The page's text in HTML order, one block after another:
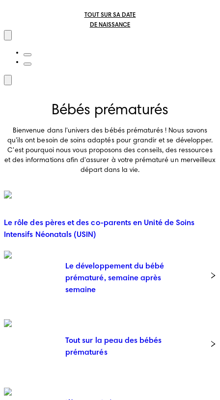
TOUT SUR SA DATE
DE NAISSANCE
Bébés prématurés
Bienvenue dans l'univers des bébés prématurés ! Nous savons
qu’ils ont besoin de soins adaptés pour grandir et se développer.
C'est pourquoi nous vous proposons des conseils, des ressources
et des informations afin d'assurer à votre prématuré un merveilleux
départ dans la vie.
Le rôle des pères et des co-parents en Unité de Soins
Intensifs Néonatals (USIN)
Le développement du bébé
prématuré, semaine après
semaine
Tout sur la peau des bébés
prématurés